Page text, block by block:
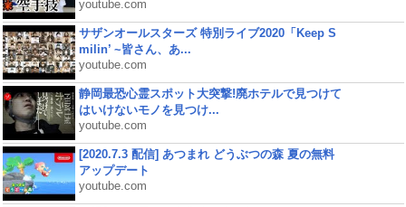
youtube.com
サザンオールスターズ 特別ライブ2020「Keep S
milin’ ~皆さん、あ...
youtube.com
静岡最恐心霊スポット大突撃!廃ホテルで見つけて
はいけないモノを見つけ...
youtube.com
[2020.7.3 配信] あつまれ どうぶつの森 夏の無料
アップデート
youtube.com